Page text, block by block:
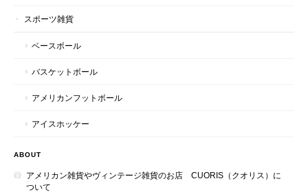
スポーツ雑貨
ベースボール
バスケットボール
アメリカンフットボール
アイスホッケー
ABOUT
アメリカン雑貨やヴィンテージ雑貨のお店 CUORIS（クオリス）に
ついて